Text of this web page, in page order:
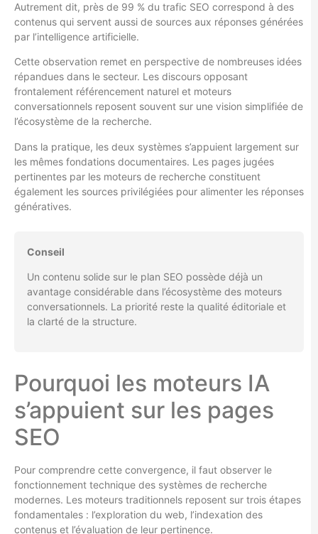
Autrement dit, près de 99 % du trafic SEO correspond à des
contenus qui servent aussi de sources aux réponses générées
par l’intelligence artificielle.
Cette observation remet en perspective de nombreuses idées
répandues dans le secteur. Les discours opposant
frontalement référencement naturel et moteurs
conversationnels reposent souvent sur une vision simplifiée de
l’écosystème de la recherche.
Dans la pratique, les deux systèmes s’appuient largement sur
les mêmes fondations documentaires. Les pages jugées
pertinentes par les moteurs de recherche constituent
également les sources privilégiées pour alimenter les réponses
génératives.
Conseil
Un contenu solide sur le plan SEO possède déjà un
avantage considérable dans l’écosystème des moteurs
conversationnels. La priorité reste la qualité éditoriale et
la clarté de la structure.
Pourquoi les moteurs IA
s’appuient sur les pages
SEO
Pour comprendre cette convergence, il faut observer le
fonctionnement technique des systèmes de recherche
modernes. Les moteurs traditionnels reposent sur trois étapes
fondamentales : l’exploration du web, l’indexation des
contenus et l’évaluation de leur pertinence.